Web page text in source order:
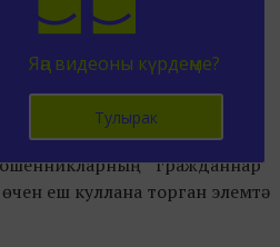
яңа алдалау
тора. Һәм елдан-ел
очраклары арта бара.
өчен нәрсә эшләргә соң?
ачыклыйк.
гражданнар
еш куллана торган элемтә
Яңа видеоны күрдеңме?
Тулырак